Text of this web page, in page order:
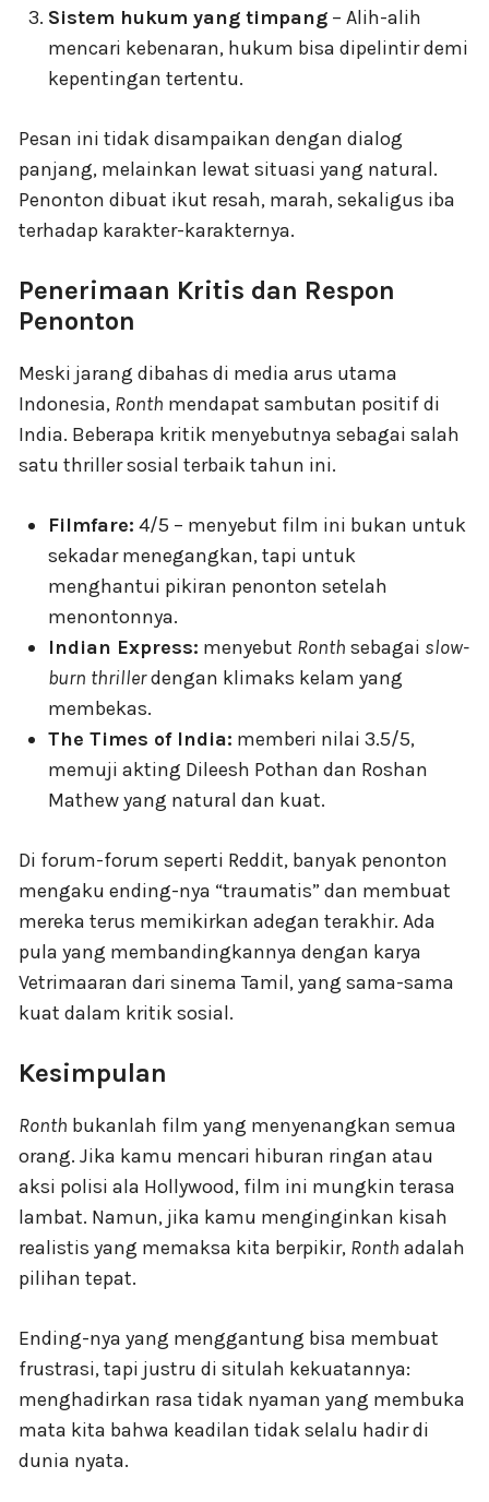
Sistem hukum yang timpang – Alih-alih
mencari kebenaran, hukum bisa dipelintir demi
kepentingan tertentu.
Pesan ini tidak disampaikan dengan dialog
panjang, melainkan lewat situasi yang natural.
Penonton dibuat ikut resah, marah, sekaligus iba
terhadap karakter-karakternya.
Penerimaan Kritis dan Respon
Penonton
Meski jarang dibahas di media arus utama
Indonesia, Ronth mendapat sambutan positif di
India. Beberapa kritik menyebutnya sebagai salah
satu thriller sosial terbaik tahun ini.
Filmfare: 4/5 – menyebut film ini bukan untuk
sekadar menegangkan, tapi untuk
menghantui pikiran penonton setelah
menontonnya.
Indian Express: menyebut Ronth sebagai slow-
burn thrillerdengan klimaks kelam yang
membekas.
The Times of India: memberi nilai 3.5/5,
memuji akting Dileesh Pothan dan Roshan
Mathew yang natural dan kuat.
Di forum-forum seperti Reddit, banyak penonton
mengaku ending-nya “traumatis” dan membuat
mereka terus memikirkan adegan terakhir. Ada
pula yang membandingkannya dengan karya
Vetrimaaran dari sinema Tamil, yang sama-sama
kuat dalam kritik sosial.
Kesimpulan
Ronth bukanlah film yang menyenangkan semua
orang. Jika kamu mencari hiburan ringan atau
aksi polisi ala Hollywood, film ini mungkin terasa
lambat. Namun, jika kamu menginginkan kisah
realistis yang memaksa kita berpikir, Ronth adalah
pilihan tepat.
Ending-nya yang menggantung bisa membuat
frustrasi, tapi justru di situlah kekuatannya:
menghadirkan rasa tidak nyaman yang membuka
mata kita bahwa keadilan tidak selalu hadir di
dunia nyata.